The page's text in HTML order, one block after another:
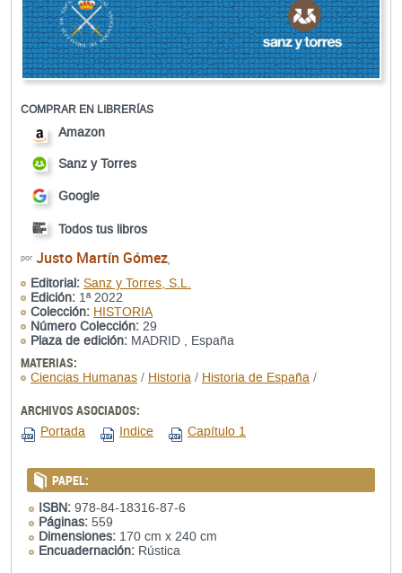
COMPRAR EN LIBRERÍAS
Amazon
Sanz y Torres
Google
Todos tus libros
por Justo Martín Gómez,
Editorial: Sanz y Torres, S.L.
Edición: 1ª 2022
Colección: HISTORIA
Número Colección: 29
Plaza de edición: MADRID , España
MATERIAS:
Ciencias Humanas / Historia / Historia de España /
ARCHIVOS ASOCIADOS:
Portada Indice Capítulo 1
PAPEL:
ISBN: 978-84-18316-87-6
Páginas: 559
Dimensiones: 170 cm x 240 cm
Encuadernación: Rústica